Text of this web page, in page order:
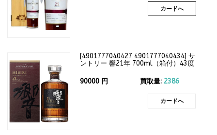
カードへ
[4901777040427 4901777040434] サ
ントリー 響21年 700ml（箱付）43度
90000 円 買取量: 2386
カードへ